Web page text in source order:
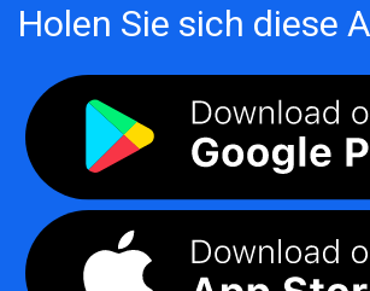
Holen Sie sich diese